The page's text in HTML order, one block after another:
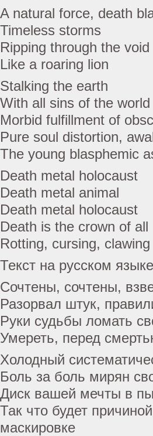
A natural force, death
Timeless storms
Ripping through the void
Like a roaring lion
Stalking the earth
With all sins of the
Morbid fulfillment of
Pure soul distortion,
The young blasphemic
Death metal holocaust
Death metal animal
Death metal holocaust
Death is the crown of all
Rotting, cursing,
Текст на русском
Сочтены, сочтены,
Разорвал штук,
Руки судьбы ломать
Умереть, перед
Холодный
Боль за боль мирян
Диск вашей мечты в
Так что будет
маскировке